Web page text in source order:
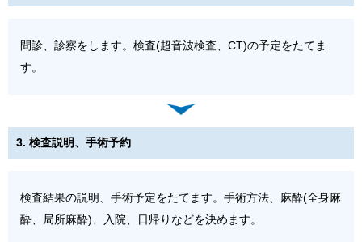
問診、診察をします。検査(超音波検査、CT)の予定をたてま
す。
3. 検査説明、手術予約
検査結果の説明、手術予定をたてます。手術方法、麻酔(全身麻
酔、局所麻酔)、入院、日帰りなどを決めます。